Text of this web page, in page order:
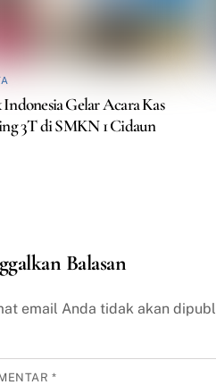
Indonesia Gelar Acara Kas
3T di SMKN 1 Cidaun
Balasan
email Anda tidak akan
*